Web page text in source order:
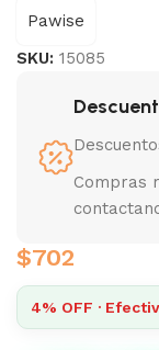
Pawise
SKU: 15085
Compras
$702
4% OFF ·